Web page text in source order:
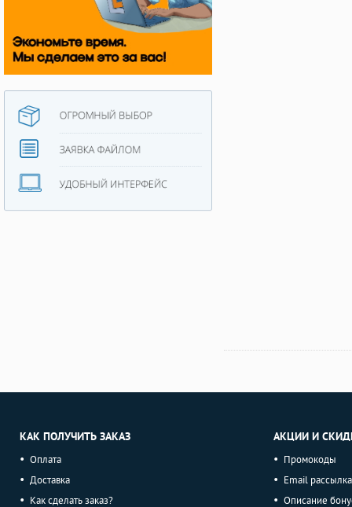
КАК ПОЛУЧИТЬ ЗАКАЗ
Оплата
Доставка
Как сделать заказ?
АКЦИИ И
Промокоды
Email рассылка
Описание